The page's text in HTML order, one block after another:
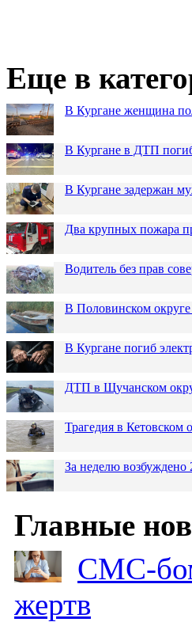
Еще в
В Кургане женщина
В Кургане в ДТП
В Кургане задержан
Два крупных пожара
Водитель без прав
В Половинском
В Кургане погиб
ДТП в Щучанском
Трагедия в Кетовском
За неделю возбуждено
Главные
СМС-
жертв